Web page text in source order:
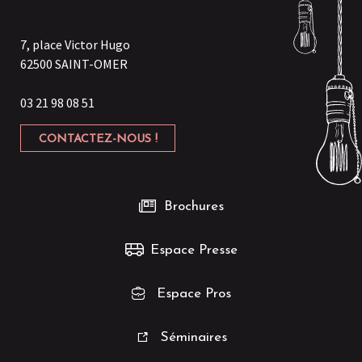
7, place Victor Hugo
62500 SAINT-OMER
03 21 98 08 51
CONTACTEZ-NOUS !
Brochures
Espace Presse
Espace Pros
Séminaires